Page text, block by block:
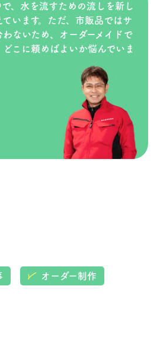
、水を流すための流しを新し
ています。ただ、市販品ではサ
ないため、オーダーメイドで
こに頼めばよいか悩んでいま
オーダー制作